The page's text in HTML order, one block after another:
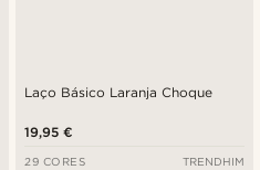
Laço Básico Laranja Choque
19,95 €
29 CORES TRENDHIM